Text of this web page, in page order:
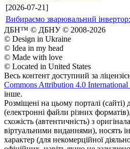
[2026-07-21]
Вибираємо зварювальний
ДБН™ © ДБНУ © 2008-2026
© Design in Ukraine
© Idea in my head
© Made with love
© Located in United States
Весь контент доступний за
Commons Attribution 4.0 International
інше.
Розміщені на цьому порталі (сайті)
(електронні файли різних
схожість (автентичність) з
віртуальними виданнями), носять
характер (для некомерційної